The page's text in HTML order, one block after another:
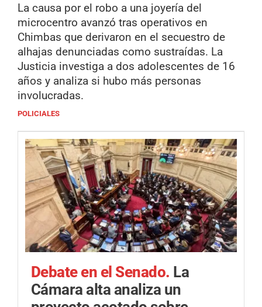
La causa por el robo a una joyería del
microcentro avanzó tras operativos en
Chimbas que derivaron en el secuestro de
alhajas denunciadas como sustraídas. La
Justicia investiga a dos adolescentes de 16
años y analiza si hubo más personas
involucradas.
POLICIALES
Debate en el Senado. La
Cámara alta analiza un